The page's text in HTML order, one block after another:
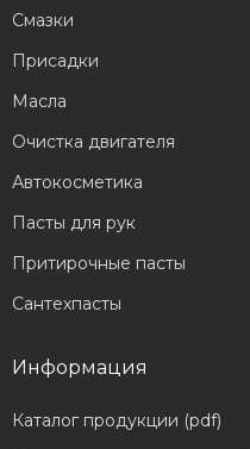
Смазки
Присадки
Масла
Очистка двигателя
Автокосметика
Пасты для рук
Притирочные пасты
Сантехпасты
Информация
Каталог продукции (pdf)